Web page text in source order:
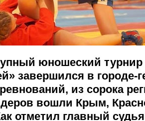
юношеский турнир
завершился в городе-
из сорока
вошли Крым,
отметил главный